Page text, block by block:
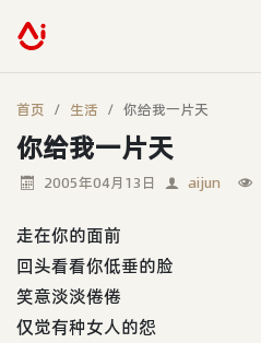
首页 生活 你给我一片天
你给我一片天
2005年04月13日 aijun
走在你的面前
回头看看你低垂的脸
笑意淡淡倦倦
仅觉有种女人的怨